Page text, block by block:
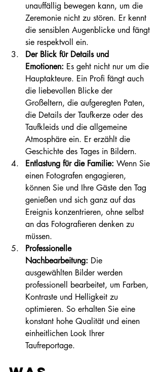
unauffällig bewegen kann, um die
Zeremonie nicht zu stören. Er kennt
die sensiblen Augenblicke und fängt
sie respektvoll ein.
Der Blick für Details und
Emotionen: Es geht nicht nur um die
Hauptakteure. Ein Profi fängt auch
die liebevollen Blicke der
Großeltern, die aufgeregten Paten,
die Details der Taufkerze oder des
Taufkleids und die allgemeine
Atmosphäre ein. Er erzählt die
Geschichte des Tages in Bildern.
Entlastung für die Familie: Wenn Sie
einen Fotografen engagieren,
können Sie und Ihre Gäste den Tag
genießen und sich ganz auf das
Ereignis konzentrieren, ohne selbst
an das Fotografieren denken zu
müssen.
Professionelle
Nachbearbeitung: Die
ausgewählten Bilder werden
professionell bearbeitet, um Farben,
Kontraste und Helligkeit zu
optimieren. So erhalten Sie eine
konstant hohe Qualität und einen
einheitlichen Look Ihrer
Taufreportage.